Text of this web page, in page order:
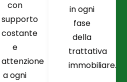
con
supporto
costante
e
attenzione
a ogni
in ogni
fase
della
trattativa
immobiliare.